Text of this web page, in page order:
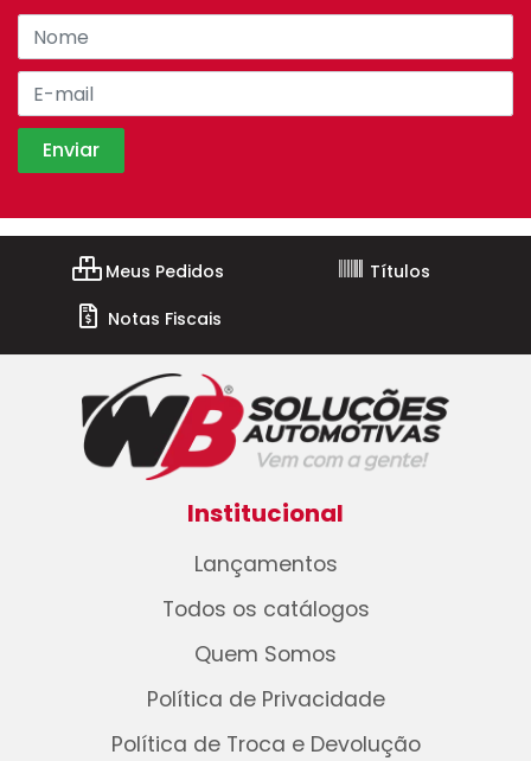
Meus Pedidos
Títulos
Notas Fiscais
Institucional
Lançamentos
Todos os catálogos
Quem Somos
Política de Privacidade
Política de Troca e Devolução